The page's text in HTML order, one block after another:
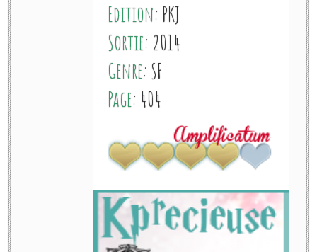
Edition: PKJ
Sortie: 2014
Genre: SF
Page: 404